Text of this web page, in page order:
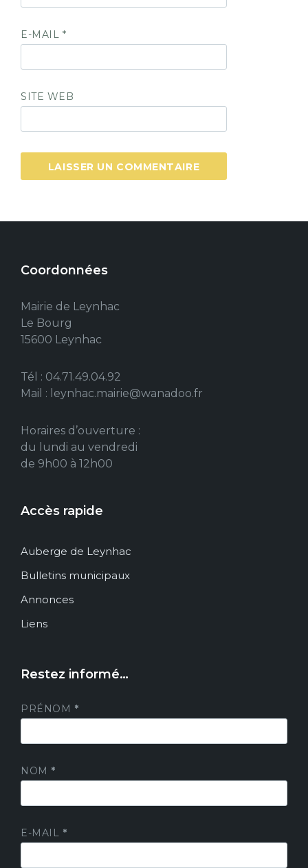
E-MAIL *
SITE WEB
Coordonnées
Mairie de Leynhac
Le Bourg
15600 Leynhac
Tél : 04.71.49.04.92
Mail : leynhac.mairie@wanadoo.fr
Horaires d’ouverture :
du lundi au vendredi
de 9h00 à 12h00
Accès rapide
Auberge de Leynhac
Bulletins municipaux
Annonces
Liens
Restez informé…
PRÉNOM *
NOM *
E-MAIL *